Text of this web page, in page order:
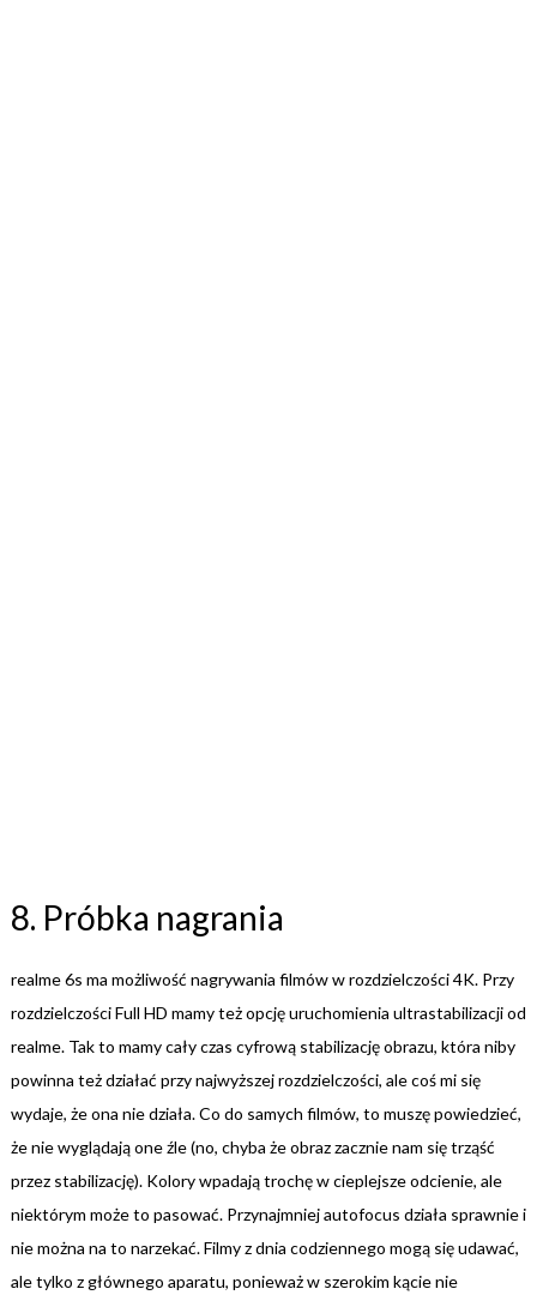
8. Próbka nagrania
realme 6s ma możliwość nagrywania filmów w rozdzielczości 4K. Przy
rozdzielczości Full HD mamy też opcję uruchomienia ultrastabilizacji od
realme. Tak to mamy cały czas cyfrową stabilizację obrazu, która niby
powinna też działać przy najwyższej rozdzielczości, ale coś mi się
wydaje, że ona nie działa. Co do samych filmów, to muszę powiedzieć,
że nie wyglądają one źle (no, chyba że obraz zacznie nam się trząść
przez stabilizację). Kolory wpadają trochę w cieplejsze odcienie, ale
niektórym może to pasować. Przynajmniej autofocus działa sprawnie i
nie można na to narzekać. Filmy z dnia codziennego mogą się udawać,
ale tylko z głównego aparatu, ponieważ w szerokim kącie nie